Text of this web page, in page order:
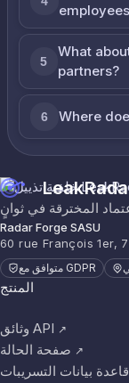
5
What
partners?
6 Where
Radar Forge SASU
60 rue François 1er,
متوافق مع GDPR
المنتج
وثائق API ↗
صفحة الحالة ↗
قاعدة بيانات التسريبات